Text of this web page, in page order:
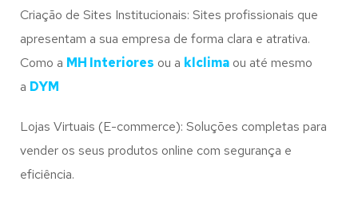
Criação de Sites Institucionais: Sites profissionais que
apresentam a sua empresa de forma clara e atrativa.
Como a MH Interiores ou a klclima ou até mesmo
a DYM
Lojas Virtuais (E-commerce): Soluções completas para
vender os seus produtos online com segurança e
eficiência.